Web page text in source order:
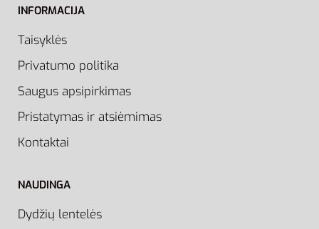
INFORMACIJA
Taisyklės
Privatumo politika
Saugus apsipirkimas
Pristatymas ir atsiėmimas
Kontaktai
NAUDINGA
Dydžių lentelės